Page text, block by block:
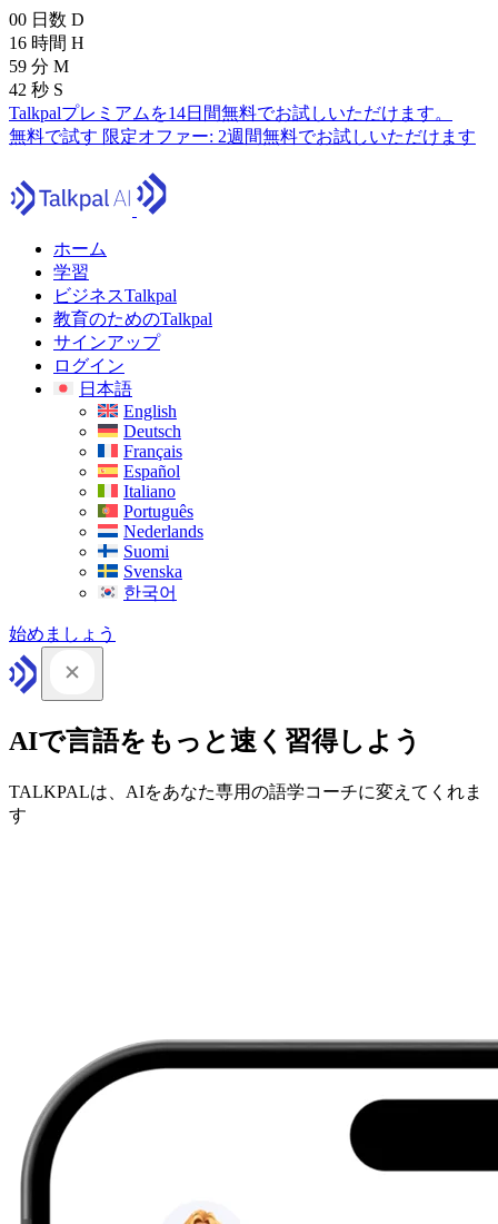
00 日数 D
16 時間 H
59 分 M
40 秒 S
Talkpalプレミアムを14日間無料でお試しいただけます。
無料で試す 限定オファー: 2週間無料でお試しいただけます
ホーム
学習
ビジネスTalkpal
教育のためのTalkpal
サインアップ
ログイン
日本語
English
Deutsch
Français
Español
Italiano
Português
Nederlands
Suomi
Svenska
한국어
始めましょう
AIで言語をもっと速く習得しよう
TALKPALは、AIをあなた専用の語学コーチに変えてくれま
す